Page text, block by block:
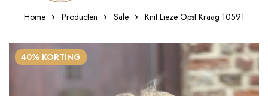
Home Producten Sale Knit Lieze Opst Kraag 10591
40% KORTING